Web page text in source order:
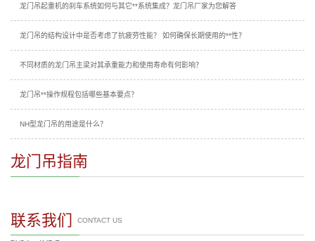
龙门吊起重机的刹车系统如何与其它**系统集成？龙门吊厂家为您解答
龙门吊的结构设计中是否考虑了抗疲劳性能？ 如何确保长期使用的**性？
不同材质的龙门吊主梁对其承重能力和使用寿命有何影响？
龙门吊**操作规程包括哪些基本要点？
NH型龙门吊的用途是什么？
龙门吊指南
联系我们 CONTACT US